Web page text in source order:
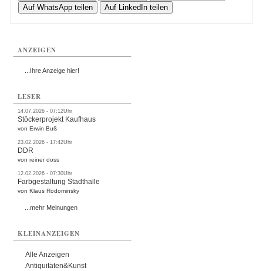
Auf WhatsApp teilen
Auf LinkedIn teilen
ANZEIGEN
...Ihre Anzeige hier!
LESER
14.07.2026 - 07:12Uhr
Stöckerprojekt Kaufhaus
von Erwin Buß
23.02.2026 - 17:42Uhr
DDR
von reiner doss
12.02.2026 - 07:30Uhr
Farbgestaltung Stadthalle
von Klaus Rodominsky
...mehr Meinungen
KLEINANZEIGEN
Alle Anzeigen
Antiquitäten&Kunst